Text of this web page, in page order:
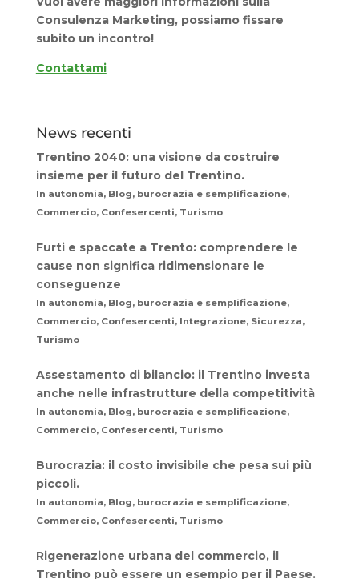
Consulenza Marketing, possiamo fissare
subito un incontro!
Contattami
News recenti
Trentino 2040: una visione da costruire
insieme per il futuro del Trentino.
In autonomia, Blog, burocrazia e semplificazione,
Commercio, Confesercenti, Turismo
Furti e spaccate a Trento: comprendere le
cause non significa ridimensionare le
conseguenze
In autonomia, Blog, burocrazia e semplificazione,
Commercio, Confesercenti, Integrazione, Sicurezza,
Turismo
Assestamento di bilancio: il Trentino investa
anche nelle infrastrutture della competitività
In autonomia, Blog, burocrazia e semplificazione,
Commercio, Confesercenti, Turismo
Burocrazia: il costo invisibile che pesa sui più
piccoli.
In autonomia, Blog, burocrazia e semplificazione,
Commercio, Confesercenti, Turismo
Rigenerazione urbana del commercio, il
Trentino può essere un esempio per il Paese.